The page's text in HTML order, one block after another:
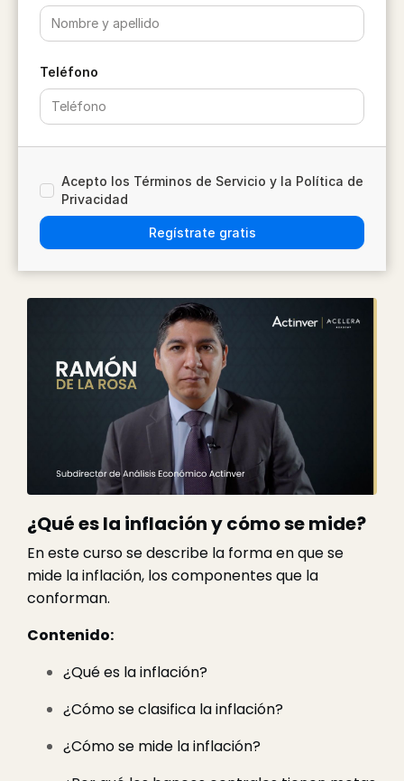
¿Qué es la inflación y cómo se mide?
En este curso se describe la forma en que se
mide la inflación, los componentes que la
conforman.
Contenido:
¿Qué es la inflación?
¿Cómo se clasifica la inflación?
¿Cómo se mide la inflación?
Teléfono
Acepto los Términos de Servicio y la Política de
Privacidad
Regístrate gratis